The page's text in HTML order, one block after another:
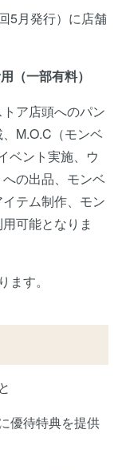
5月発行）に店舗
（一部有料）
ア店頭へのパン
M.O.C（モンベ
ベント実施、ウ
の出品、モンベ
テム制作、モン
可能となりま
す。
優待特典を提供